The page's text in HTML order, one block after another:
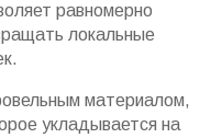
равномерно
локальные
материалом,
укладывается на